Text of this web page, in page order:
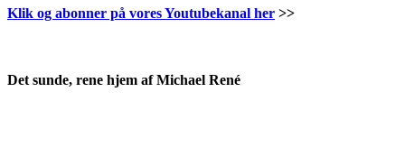
Klik og abonner på vores Youtubekanal her >>
Det sunde, rene hjem af Michael René